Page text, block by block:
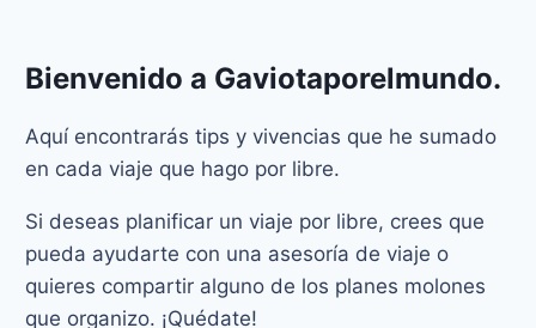
DE HENARES
Bienvenido a Gaviotaporelmundo.
Aquí encontrarás tips y vivencias que he sumado
en cada viaje que hago por libre.
Si deseas planificar un viaje por libre, crees que
pueda ayudarte con una asesoría de viaje o
quieres compartir alguno de los planes molones
que organizo. ¡Quédate!